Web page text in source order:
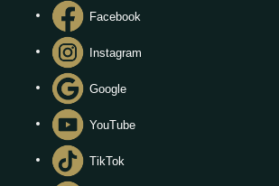
Facebook
Instagram
Google
YouTube
TikTok